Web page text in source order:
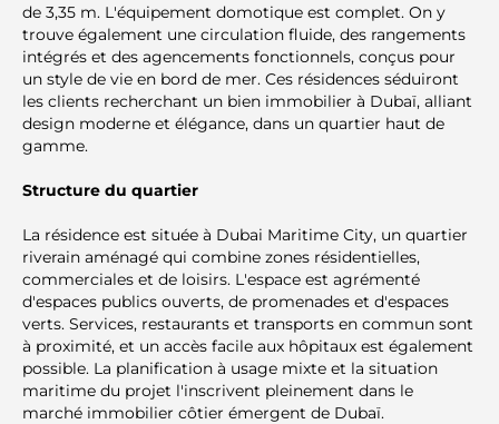
de 3,35 m. L'équipement domotique est complet. On y
trouve également une circulation fluide, des rangements
intégrés et des agencements fonctionnels, conçus pour
un style de vie en bord de mer. Ces résidences séduiront
les clients recherchant un bien immobilier à Dubaï, alliant
design moderne et élégance, dans un quartier haut de
gamme.
Structure du quartier
La résidence est située à Dubai Maritime City, un quartier
riverain aménagé qui combine zones résidentielles,
commerciales et de loisirs. L'espace est agrémenté
d'espaces publics ouverts, de promenades et d'espaces
verts. Services, restaurants et transports en commun sont
à proximité, et un accès facile aux hôpitaux est également
possible. La planification à usage mixte et la situation
maritime du projet l'inscrivent pleinement dans le
marché immobilier côtier émergent de Dubaï.